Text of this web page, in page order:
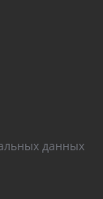
данных